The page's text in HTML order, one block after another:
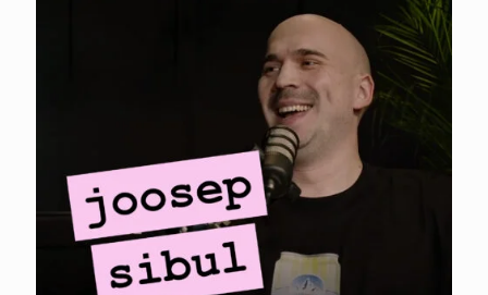
HERTWILL. Joosep
Sibul – Reddit,
Shopify app store ja
alustava ettevõtte
turundus